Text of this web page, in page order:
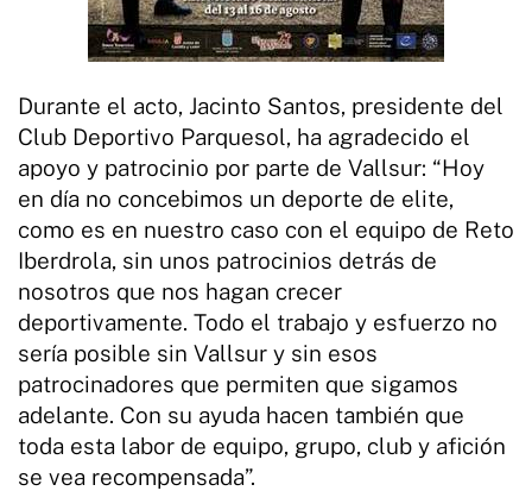
Durante el acto, Jacinto Santos, presidente del
Club Deportivo Parquesol, ha agradecido el
apoyo y patrocinio por parte de Vallsur: “Hoy
en día no concebimos un deporte de elite,
como es en nuestro caso con el equipo de Reto
Iberdrola, sin unos patrocinios detrás de
nosotros que nos hagan crecer
deportivamente. Todo el trabajo y esfuerzo no
sería posible sin Vallsur y sin esos
patrocinadores que permiten que sigamos
adelante. Con su ayuda hacen también que
toda esta labor de equipo, grupo, club y afición
se vea recompensada”.